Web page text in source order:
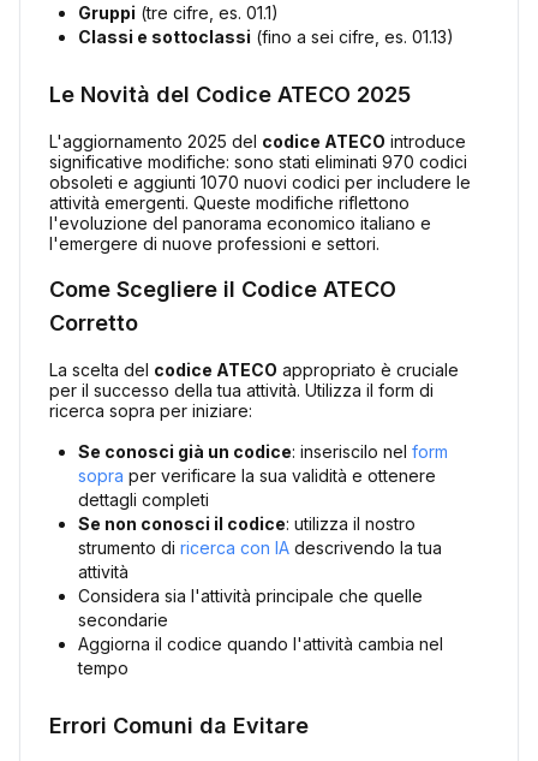
Gruppi (tre cifre, es. 01.1)
Classi e sottoclassi (fino a sei cifre, es. 01.13)
Le Novità del Codice ATECO 2025
L'aggiornamento 2025 del codice ATECO introduce
significative modifiche: sono stati eliminati 970 codici
obsoleti e aggiunti 1070 nuovi codici per includere le
attività emergenti. Queste modifiche riflettono
l'evoluzione del panorama economico italiano e
l'emergere di nuove professioni e settori.
Come Scegliere il Codice ATECO
Corretto
La scelta del codice ATECO appropriato è cruciale
per il successo della tua attività. Utilizza il form di
ricerca sopra per iniziare:
Se conosci già un codice: inseriscilo nel form
sopra per verificare la sua validità e ottenere
dettagli completi
Se non conosci il codice: utilizza il nostro
strumento di ricerca con IA descrivendo la tua
attività
Considera sia l'attività principale che quelle
secondarie
Aggiorna il codice quando l'attività cambia nel
tempo
Errori Comuni da Evitare